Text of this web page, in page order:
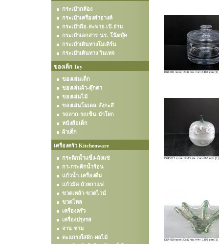
กระเป๋ากล้อง
กระเป๋าเครื่องสำอางค์
กระเป๋าถือ-สะพาย-เป้-ย่าม
กระเป๋าเอกสาร-นร.-โน๊ตบุ๊ค
กระเป๋าเดินทางโมเดิร์น
กระเป๋าเดินทาง วินเทจ
ของเด็ก Toy
ของเล่นเด็ก
ของเล่นผ้า-ตุ๊กตา
ของเล่นไม้
ของเล่นโมเดล-สังกะสี
รถลาก-รถเข็น-ม้าโยก
หนังสือเด็ก
ผ้าเด็ก
เครื่องครัว Kitchenware
กระติกน้ำแข็ง-ถังแช่
กา-กระติกน้ำร้อน
แก้วน้ำ-เครื่องดื่ม
แก้วมัค-ถ้วยกาแฟ
ขวดเหล้า-ขวดไวน์
ขวดโหล
เครื่องครัว
เครื่องปรุงรส
จาน-ชาม
ตะแกรงใส่ผัก-ผลไม้